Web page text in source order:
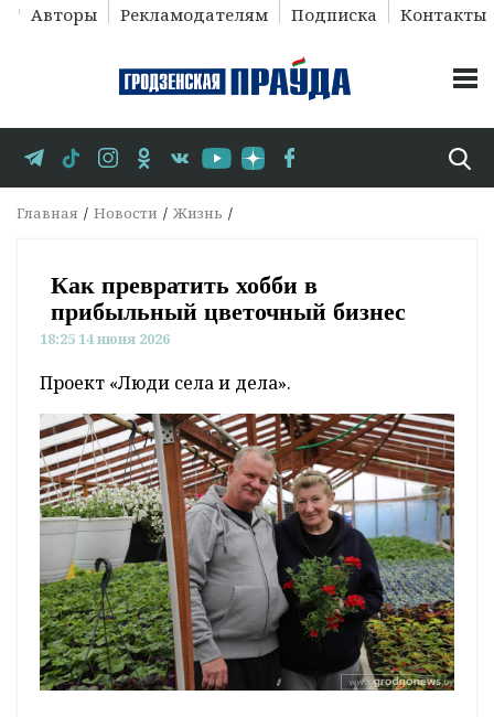
Авторы Рекламодателям Подписка Контакты
Главная Новости Жизнь
Как превратить хобби в
прибыльный цветочный бизнес
18:25 14 июня 2026
Проект «Люди села и дела».